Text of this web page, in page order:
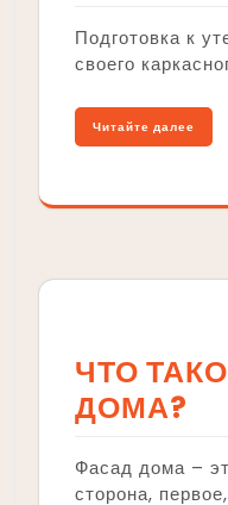
Подготовка к
своего
Читайте далее
ЧТО
ДОМА?
Фасад дома –
сторона,